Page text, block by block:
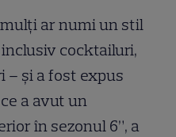
mulți ar numi un stil
cocktailuri,
– și a fost expus
a avut un
în sezonul 6”, a